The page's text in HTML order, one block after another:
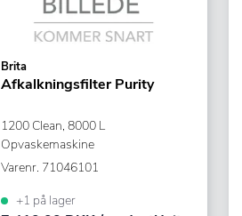
Brita
Afkalkningsfilter Purity
1200 Clean, 8000 L
Opvaskemaskine
Varenr. 71046101
+1 på lager